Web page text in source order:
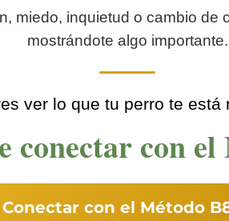
miedo, inquietud o cambio de
mostrándote algo importante.
ver lo que tu perro te está
conectar con
Conectar con el Método